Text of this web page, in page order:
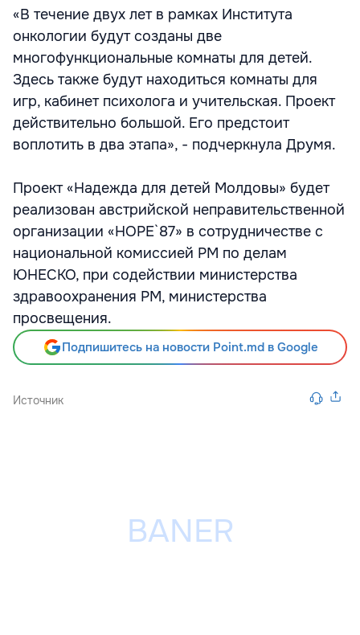
«В течение двух лет в рамках Института
онкологии будут созданы две
многофункциональные комнаты для детей.
Здесь также будут находиться комнаты для
игр, кабинет психолога и учительская. Проект
действительно большой. Его предстоит
воплотить в два этапа», - подчеркнула Друмя.
Проект «Надежда для детей Молдовы» будет
реализован австрийской неправительственной
организации «НОРЕ`87» в сотрудничестве с
национальной комиссией РМ по делам
ЮНЕСКО, при содействии министерства
здравоохранения РМ, министерства
просвещения.
Подпишитесь на новости Point.md в Google
Источник